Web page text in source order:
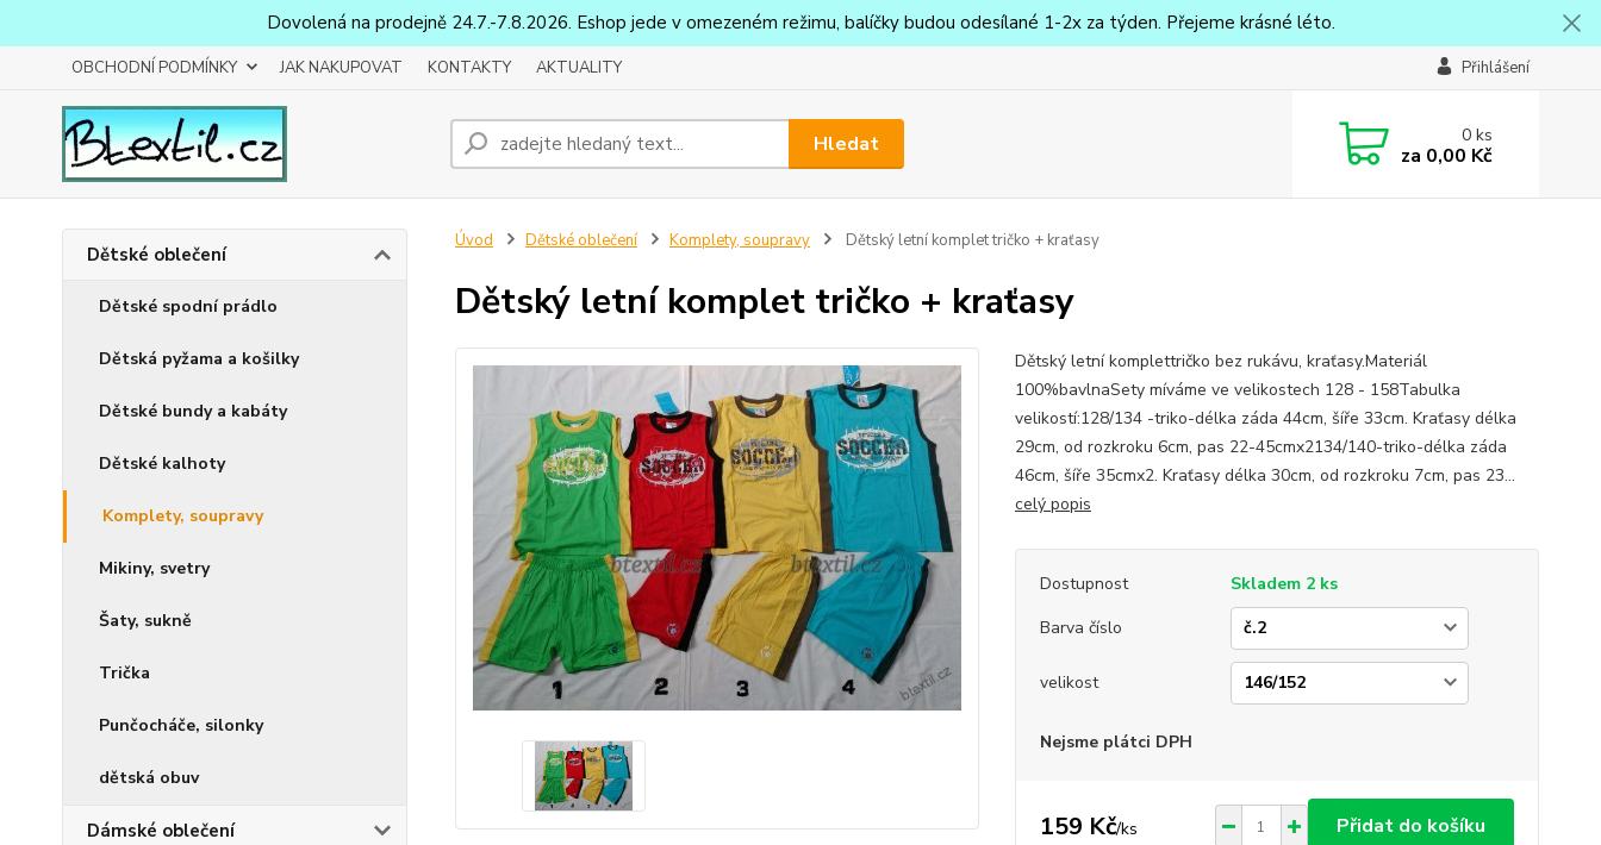
Dovolená na prodejně 24.7.-7.8.2026. Eshop jede v omezeném režimu, balíčky budou odesílané 1-2x za týden. Přejeme krásné léto.
OBCHODNÍ PODMÍNKY JAK NAKUPOVAT KONTAKTY AKTUALITY Přihlášení
Hledat 0ks
za 0,00 Kč
Dětské oblečení
Dětské spodní prádlo
Dětská pyžama a košilky
Dětské bundy a kabáty
Dětské kalhoty
Komplety, soupravy
Mikiny, svetry
Šaty, sukně
Trička
Punčocháče, silonky
dětská obuv
Dámské oblečení
Úvod Dětské oblečení Komplety, soupravy Dětský letní komplet tričko + kraťasy
Dětský letní komplet tričko + kraťasy
Dětský letní komplettričko bez rukávu, kraťasy.Materiál
100%bavlnaSety míváme ve velikostech 128 - 158Tabulka
velikostí:128/134 -triko-délka záda 44cm, šíře 33cm. Kraťasy délka
29cm, od rozkroku 6cm, pas 22-45cmx2134/140-triko-délka záda
46cm, šíře 35cmx2. Kraťasy délka 30cm, od rozkroku 7cm, pas 23...
celý popis
Dostupnost
Skladem 2 ks
Barva číslo
velikost
Nejsme plátci DPH
159 Kč/ks Přidat do košíku